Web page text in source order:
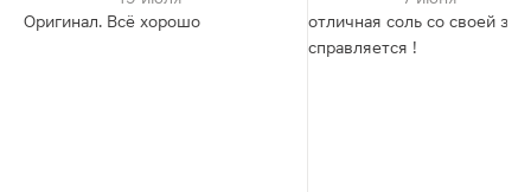
Оригинал. Всё хорошо
отличная соль со своей
справляется !